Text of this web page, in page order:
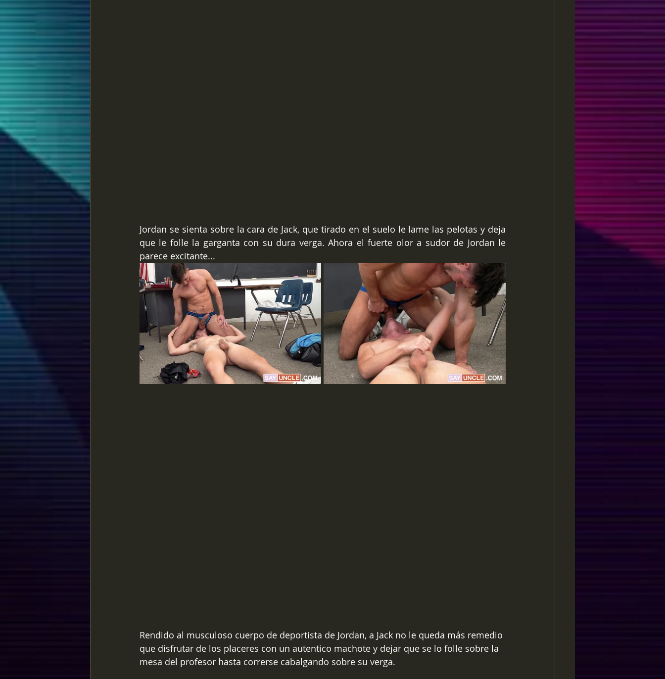
Jordan se sienta sobre la cara de Jack, que tirado en el suelo le lame las pelotas y deja
que le folle la garganta con su dura verga. Ahora el fuerte olor a sudor de Jordan le
parece excitante...
Rendido al musculoso cuerpo de deportista de Jordan, a Jack no le queda más remedio
que disfrutar de los placeres con un autentico machote y dejar que se lo folle sobre la
mesa del profesor hasta correrse cabalgando sobre su verga.